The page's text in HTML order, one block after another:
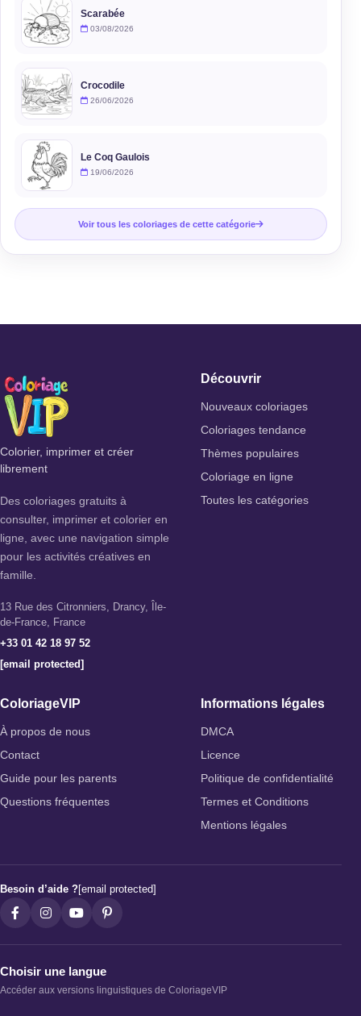
Scarabée
03/08/2026
Crocodile
26/06/2026
Le Coq Gaulois
19/06/2026
Voir tous les coloriages de cette catégorie
Colorier, imprimer et créer
librement
Des coloriages gratuits à
consulter, imprimer et colorier en
ligne, avec une navigation simple
pour les activités créatives en
famille.
13 Rue des Citronniers, Drancy, Île-
de-France, France
+33 01 42 18 97 52
[email protected]
Découvrir
Nouveaux coloriages
Coloriages tendance
Thèmes populaires
Coloriage en ligne
Toutes les catégories
ColoriageVIP
À propos de nous
Contact
Guide pour les parents
Questions fréquentes
Informations légales
DMCA
Licence
Politique de confidentialité
Termes et Conditions
Mentions légales
Besoin d’aide ?[email protected]
Choisir une langue
Accéder aux versions linguistiques de ColoriageVIP